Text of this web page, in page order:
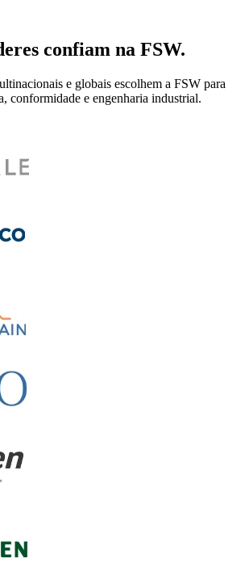
confiam na FSW.
e globais escolhem a FSW para
conformidade e engenharia industrial.